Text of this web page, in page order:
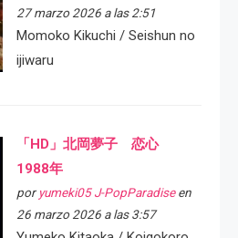
27 marzo 2026 a las 2:51
Momoko Kikuchi / Seishun no
ijiwaru
「HD」北岡夢子 恋心
1988年
por yumeki05 J-PopParadiseen
26 marzo 2026 a las 3:57